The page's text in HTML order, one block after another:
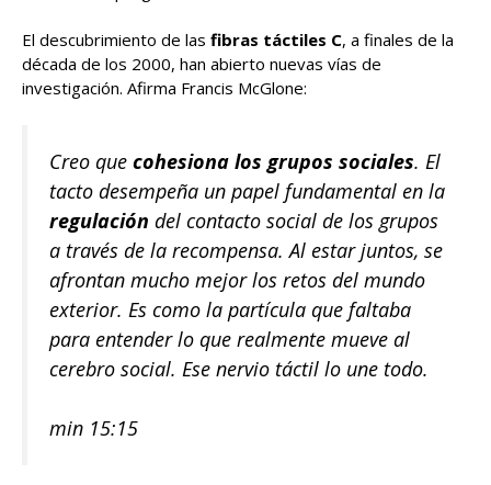
El descubrimiento de las fibras táctiles C, a finales de la
década de los 2000, han abierto nuevas vías de
investigación. Afirma Francis McGlone:
Creo que cohesiona los grupos sociales. El
tacto desempeña un papel fundamental en la
regulación del contacto social de los grupos
a través de la recompensa. Al estar juntos, se
afrontan mucho mejor los retos del mundo
exterior. Es como la partícula que faltaba
para entender lo que realmente mueve al
cerebro social. Ese nervio táctil lo une todo.
min 15:15